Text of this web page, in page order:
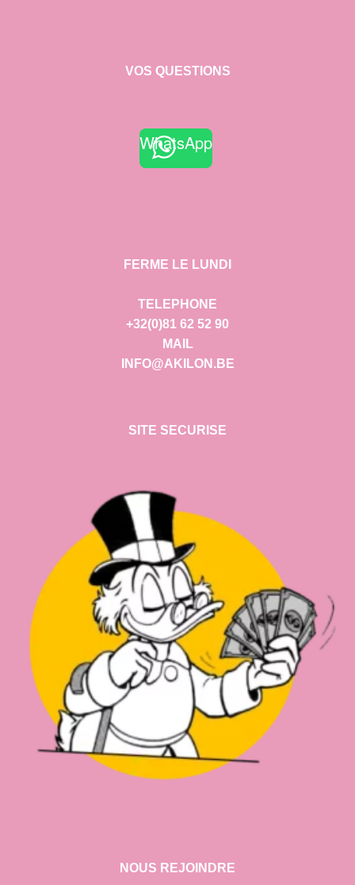
VOS QUESTIONS
WhatsApp
FERME LE LUNDI
TELEPHONE
+32(0)81 62 52 90
MAIL
INFO@AKILON.BE
SITE SECURISE
NOUS REJOINDRE